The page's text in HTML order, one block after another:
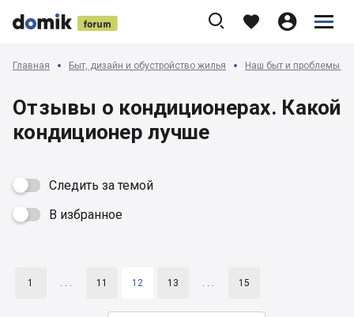


 
    


Главная Быт, дизайн и обустройство жилья Наш быт и проблемы с
Отзывы о кондиционерах. Какой
кондиционер лучше
Следить за темой
 В избранное
1 . . . 11 12 13 . . . 15